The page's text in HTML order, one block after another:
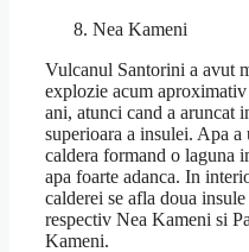
Nea Kameni
Vulcanul Santorini a avut
explozie acum
ani, atunci cand a aruncat
superioara a insulei. Apa a
caldera formand o laguna
apa foarte adanca. In
calderei se afla doua
respectiv Nea Kameni si
Kameni.